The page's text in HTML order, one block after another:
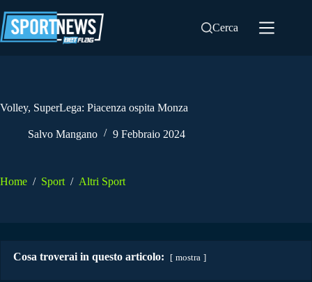
al
contenuto
Cerca
Volley, SuperLega: Piacenza ospita Monza
Salvo Mangano 9 Febbraio 2024
Home / Sport / Altri Sport
Cosa troverai in questo articolo: mostra